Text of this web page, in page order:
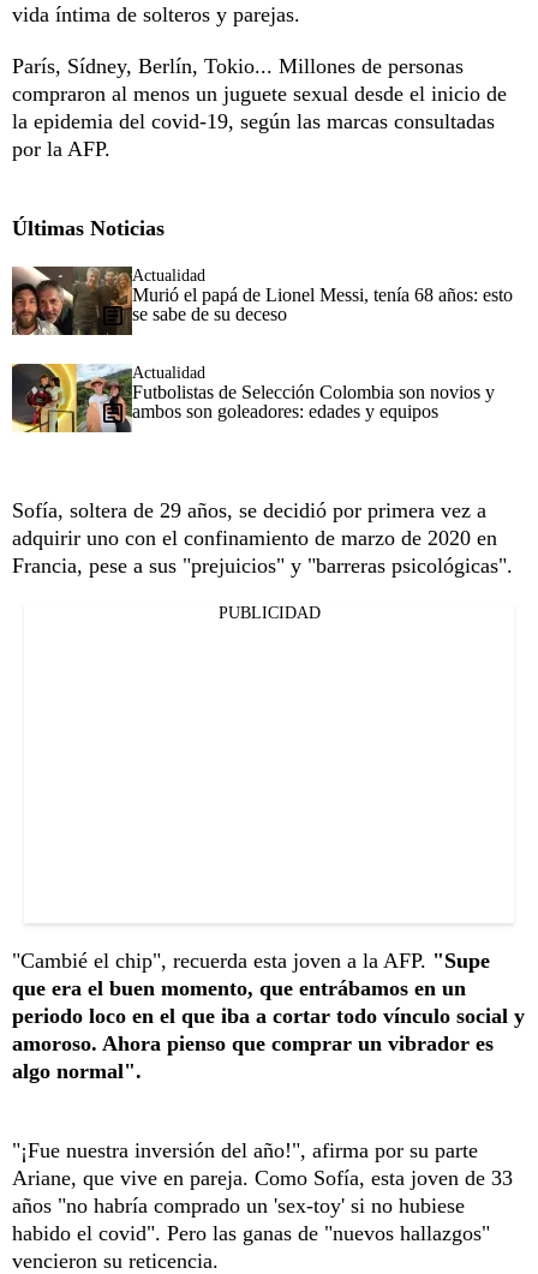
vida íntima de solteros y parejas.
París, Sídney, Berlín, Tokio... Millones de personas
compraron al menos un juguete sexual desde el inicio de
la epidemia del covid-19, según las marcas consultadas
por la AFP.
Últimas Noticias
Actualidad
Murió el papá de Lionel Messi, tenía 68 años: esto
se sabe de su deceso
Actualidad
Futbolistas de Selección Colombia son novios y
ambos son goleadores: edades y equipos
Sofía, soltera de 29 años, se decidió por primera vez a
adquirir uno con el confinamiento de marzo de 2020 en
Francia, pese a sus "prejuicios" y "barreras psicológicas".
PUBLICIDAD
"Cambié el chip", recuerda esta joven a la AFP. "Supe
que era el buen momento, que entrábamos en un
periodo loco en el que iba a cortar todo vínculo social y
amoroso. Ahora pienso que comprar un vibrador es
algo normal".
"¡Fue nuestra inversión del año!", afirma por su parte
Ariane, que vive en pareja. Como Sofía, esta joven de 33
años "no habría comprado un 'sex-toy' si no hubiese
habido el covid". Pero las ganas de "nuevos hallazgos"
vencieron su reticencia.